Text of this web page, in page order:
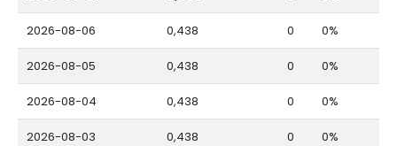
2026-08-06 0,438 0 0%
2026-08-05 0,438 0 0%
2026-08-04 0,438 0 0%
2026-08-03 0,438 0 0%